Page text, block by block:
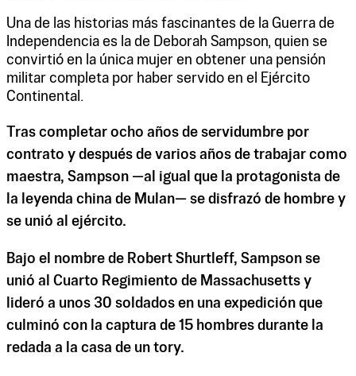
Una de las historias más fascinantes de la Guerra de
Independencia es la de Deborah Sampson, quien se
convirtió en la única mujer en obtener una pensión
militar completa por haber servido en el Ejército
Continental.
Tras completar ocho años de servidumbre por
contrato y después de varios años de trabajar como
maestra, Sampson —al igual que la protagonista de
la leyenda china de Mulan— se disfrazó de hombre y
se unió al ejército.
Bajo el nombre de Robert Shurtleff, Sampson se
unió al Cuarto Regimiento de Massachusetts y
lideró a unos 30 soldados en una expedición que
culminó con la captura de 15 hombres durante la
redada a la casa de un tory.